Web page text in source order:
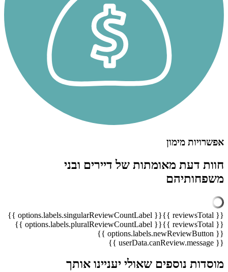
אפשרויות מימון
חוות דעת מאומתות של דיירים ובני
משפחותיהם
{{ reviewsTotal }}
{{ options.labels.singularReviewCountLabel }}
{{ reviewsTotal }}
{{ options.labels.pluralReviewCountLabel }}
{{ options.labels.newReviewButton }}
{{ userData.canReview.message }}
מוסדות נוספים שאולי יעניינו אותך